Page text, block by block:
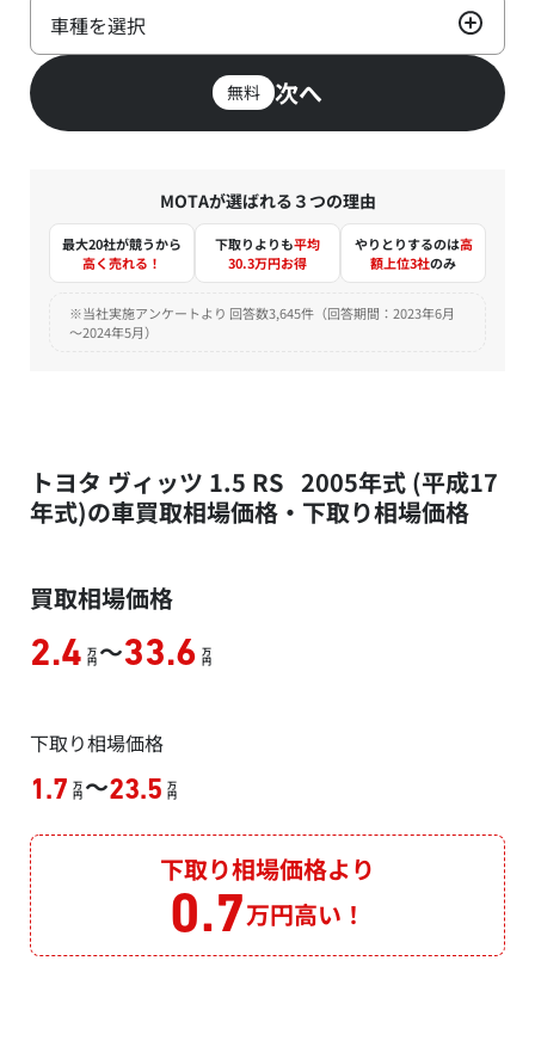
車種を選択
無料 次へ
MOTAが選ばれる３つの理由
最大20社が競うから
高く売れる！
下取りよりも平均
30.3万円お得
やりとりするのは高
額上位3社のみ
※当社実施アンケートより 回答数3,645件（回答期間：2023年6月
～2024年5月）
トヨタ ヴィッツ 1.5 RS 2005年式 (平成17
年式)の車買取相場価格・下取り相場価格
買取相場価格
2.4 万
円 ～33.6 万
円
下取り相場価格
1.7 万
円 ～23.5 万
円
下取り相場価格より
0.7万円高い！